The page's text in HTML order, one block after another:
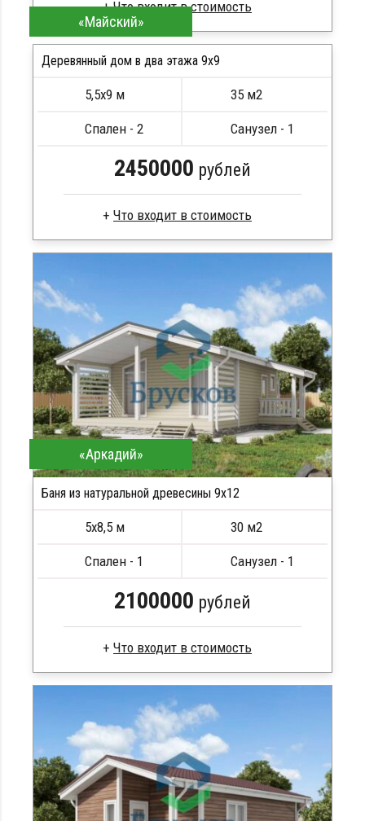
Брус естественной влажности
Стропила, балки 50х200 мм
Метизы, саморезы, гвозди
Сборка на березовые нагеля, джут
ПОДРОБНЕЕ
«Майский»
Деревянный дом в два этажа 9x9
5,5х9 м 35 м2
Спален - 2 Санузел - 1
2450000 рублей
Кровля металлочерепица
Метизы, саморезы, гвозди
Сборка на березовые нагеля, джут
Металлические сваи 108 диаметр
ПОДРОБНЕЕ
«Аркадий»
Баня из натуральной древесины 9х12
5х8,5 м 30 м2
Спален - 1 Санузел - 1
2100000 рублей
Стропила, балки 50х200 мм
Кровля металлочерепица
Метизы, саморезы, гвозди
Сборка на березовые нагеля, джут
Металлические сваи 108 диаметр
ПОДРОБНЕЕ